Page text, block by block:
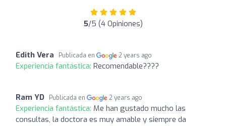
5/5 (4 Opiniones)
Edith Vera Publicada en 2 years ago
Experiencia fantástica: Recomendable????
Ram YD Publicada en 2 years ago
Experiencia fantástica: Me han gustado mucho las
consultas, la doctora es muy amable y siempre da